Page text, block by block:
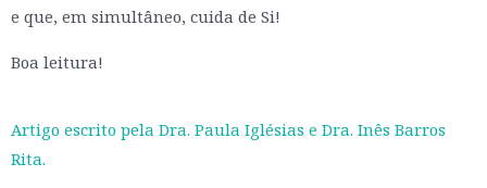
e que, em simultâneo, cuida de Si!
Boa leitura!
Artigo escrito pela Dra. Paula Iglésias e Dra. Inês Barros
Rita.